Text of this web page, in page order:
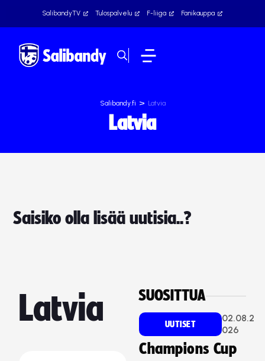
SalibandyTV Tulospalvelu F-liiga Fanikauppa
Salibandy.fi > Latvia
Latvia
Saisiko olla lisää uutisia..?
Latvia SUOSITTUA
UUTISET
02.08.2
026
Champions Cup